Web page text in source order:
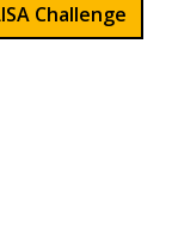
Challenge